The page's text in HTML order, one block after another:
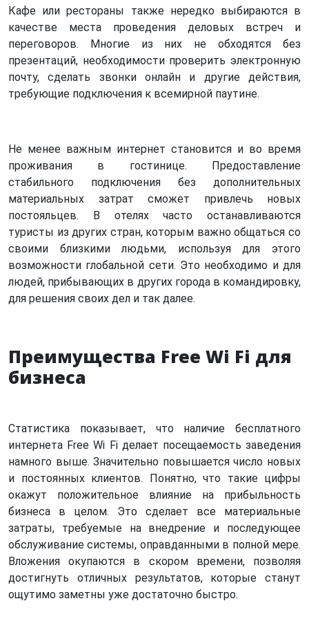
Кафе или рестораны также нередко выбираются в
качестве места проведения деловых встреч и
переговоров. Многие из них не обходятся без
презентаций, необходимости проверить электронную
почту, сделать звонки онлайн и другие действия,
требующие подключения к всемирной паутине.
Не менее важным интернет становится и во время
проживания в гостинице. Предоставление
стабильного подключения без дополнительных
материальных затрат сможет привлечь новых
постояльцев. В отелях часто останавливаются
туристы из других стран, которым важно общаться со
своими близкими людьми, используя для этого
возможности глобальной сети. Это необходимо и для
людей, прибывающих в других города в командировку,
для решения своих дел и так далее.
Преимущества Free Wi Fi для
бизнеса
Статистика показывает, что наличие бесплатного
интернета Free Wi Fi делает посещаемость заведения
намного выше. Значительно повышается число новых
и постоянных клиентов. Понятно, что такие цифры
окажут положительное влияние на прибыльность
бизнеса в целом. Это сделает все материальные
затраты, требуемые на внедрение и последующее
обслуживание системы, оправданными в полной мере.
Вложения окупаются в скором времени, позволяя
достигнуть отличных результатов, которые станут
ощутимо заметны уже достаточно быстро.